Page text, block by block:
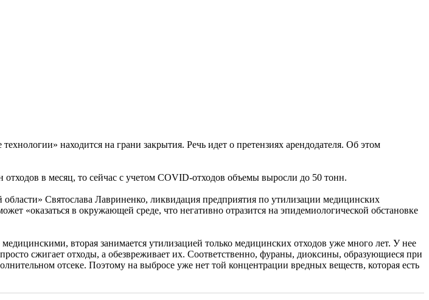
находится на грани закрытия. Речь идет о претензиях арендодателя. Об этом
в месяц, то сейчас с учетом COVID-отходов объемы выросли до 50 тонн.
Святослава Лавриненко, ликвидация предприятия по утилизации медицинских
«оказаться в окружающей среде, что негативно отразится на эпидемиологической обстановке
вторая занимается утилизацией только медицинских отходов уже много лет. У нее
сжигает отходы, а обезвреживает их. Соответственно, фураны, диоксины, образующиеся при
отсеке. Поэтому на выбросе уже нет той концентрации вредных веществ, которая есть